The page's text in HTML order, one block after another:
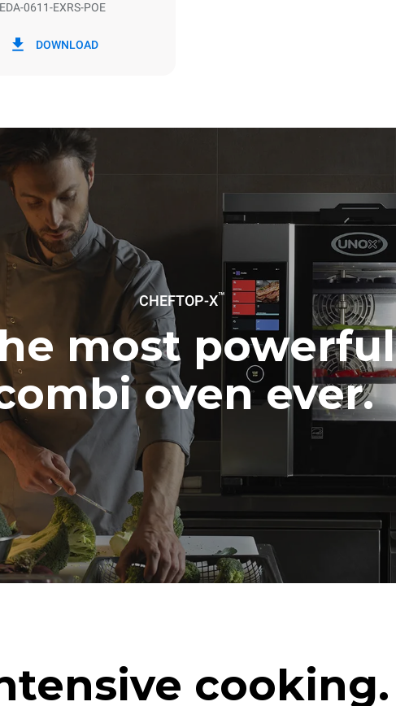
）
以被消除。
下清洗程序(42 周/年)：
0611-EXRS-POE
DOWNLOAD
CHEFTOP-X™
most powerful
oven ever.
cooking.